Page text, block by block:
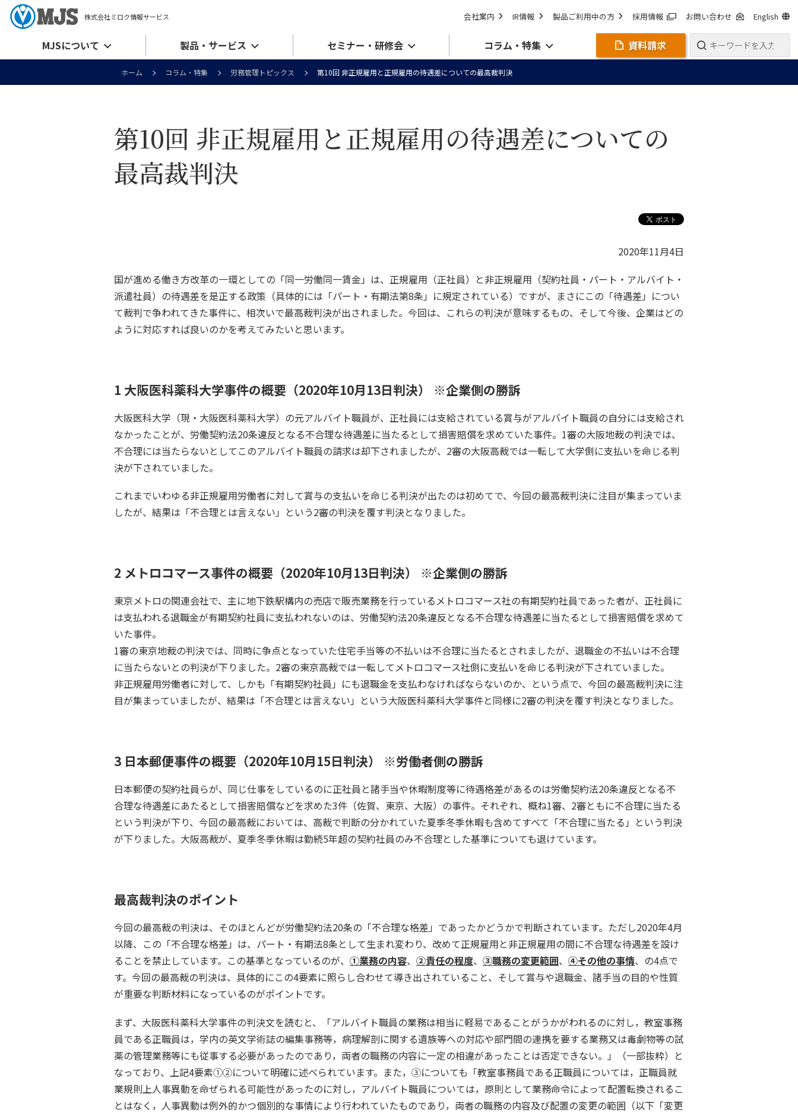
株式会社ミロク情報サービス 会社案内 IR情報 製品ご利用中の方 採用情報 お問い合わせ English
MJSについて 製品・サービス セミナー・研修会 コラム・特集 資料請求
ホーム コラム・特集 労務管理トピックス 第10回 非正規雇用と正規雇用の待遇差についての最高裁判決
第10回 非正規雇用と正規雇用の待遇差についての
最高裁判決
2020年11月4日
国が進める働き方改革の一環としての「同一労働同一賃金」は、正規雇用（正社員）と非正規雇用（契約社員・パート・アルバイト・
派遣社員）の待遇差を是正する政策（具体的には「パート・有期法第8条」に規定されている）ですが、まさにこの「待遇差」につい
て裁判で争われてきた事件に、相次いで最高裁判決が出されました。今回は、これらの判決が意味するもの、そして今後、企業はどの
ように対応すれば良いのかを考えてみたいと思います。
1 大阪医科薬科大学事件の概要（2020年10月13日判決） ※企業側の勝訴
大阪医科大学（現・大阪医科薬科大学）の元アルバイト職員が、正社員には支給されている賞与がアルバイト職員の自分には支給され
なかったことが、労働契約法20条違反となる不合理な待遇差に当たるとして損害賠償を求めていた事件。1審の大阪地裁の判決では、
不合理には当たらないとしてこのアルバイト職員の請求は却下されましたが、2審の大阪高裁では一転して大学側に支払いを命じる判
決が下されていました。
これまでいわゆる非正規雇用労働者に対して賞与の支払いを命じる判決が出たのは初めてで、今回の最高裁判決に注目が集まっていま
したが、結果は「不合理とは言えない」という2審の判決を覆す判決となりました。
2 メトロコマース事件の概要（2020年10月13日判決） ※企業側の勝訴
東京メトロの関連会社で、主に地下鉄駅構内の売店で販売業務を行っているメトロコマース社の有期契約社員であった者が、正社員に
は支払われる退職金が有期契約社員に支払われないのは、労働契約法20条違反となる不合理な待遇差に当たるとして損害賠償を求めて
いた事件。
1審の東京地裁の判決では、同時に争点となっていた住宅手当等の不払いは不合理に当たるとされましたが、退職金の不払いは不合理
に当たらないとの判決が下りました。2審の東京高裁では一転してメトロコマース社側に支払いを命じる判決が下されていました。
非正規雇用労働者に対して、しかも「有期契約社員」にも退職金を支払わなければならないのか、という点で、今回の最高裁判決に注
目が集まっていましたが、結果は「不合理とは言えない」という大阪医科薬科大学事件と同様に2審の判決を覆す判決となりました。
3 日本郵便事件の概要（2020年10月15日判決） ※労働者側の勝訴
日本郵便の契約社員らが、同じ仕事をしているのに正社員と諸手当や休暇制度等に待遇格差があるのは労働契約法20条違反となる不
合理な待遇差にあたるとして損害賠償などを求めた3件（佐賀、東京、大阪）の事件。それぞれ、概ね1審、2審ともに不合理に当たる
という判決が下り、今回の最高裁においては、高裁で判断の分かれていた夏季冬季休暇も含めてすべて「不合理に当たる」という判決
が下りました。大阪高裁が、夏季冬季休暇は勤続5年超の契約社員のみ不合理とした基準についても退けています。
最高裁判決のポイント
今回の最高裁の判決は、そのほとんどが労働契約法20条の「不合理な格差」であったかどうかで判断されています。ただし2020年4月
以降、この「不合理な格差」は、パート・有期法8条として生まれ変わり、改めて正規雇用と非正規雇用の間に不合理な待遇差を設け
ることを禁止しています。この基準となっているのが、 ①業務の内容、 ②責任の程度、 ③職務の変更範囲、 ④その他の事情、の4点で
す。今回の最高裁の判決は、具体的にこの4要素に照らし合わせて導き出されていること、そして賞与や退職金、諸手当の目的や性質
が重要な判断材料になっているのがポイントです。
まず、大阪医科薬科大学事件の判決文を読むと、「アルバイト職員の業務は相当に軽易であることがうかがわれるのに対し，教室事務
員である正職員は，学内の英文学術誌の編集事務等，病理解剖に関する遺族等への対応や部門間の連携を要する業務又は毒劇物等の試
薬の管理業務等にも従事する必要があったのであり，両者の職務の内容に一定の相違があったことは否定できない。」（一部抜粋）と
なっており、上記4要素①②について明確に述べられています。また，③についても「教室事務員である正職員については，正職員就
業規則上人事異動を命ぜられる可能性があったのに対し，アルバイト職員については，原則として業務命令によって配置転換されるこ
とはなく，人事異動は例外的かつ個別的な事情により行われていたものであり，両者の職務の内容及び配置の変更の範囲（以下「変更